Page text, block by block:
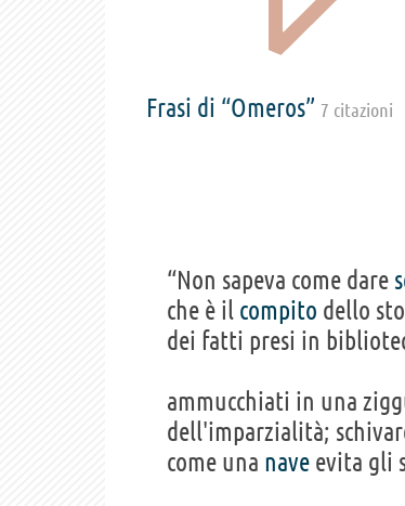
Frasi di “Omeros” 7 citazioni
“Non sapeva come dare
che è il compito dello
dei fatti presi in
ammucchiati in una
dell'imparzialità;
come una nave evita gli